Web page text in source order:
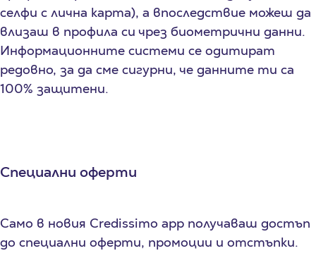
селфи с лична карта), а впоследствие можеш да
влизаш в профила си чрез биометрични данни.
Информационните системи се одитират
редовно, за да сме сигурни, че данните ти са
100% защитени.
Специални оферти
Само в новия Credissimo app получаваш достъп
до специални оферти, промоции и отстъпки.